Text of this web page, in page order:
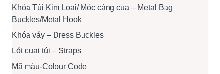
Khóa Túi Kim Loại/ Móc càng cua – Metal Bag
Buckles/Metal Hook
Khóa váy – Dress Buckles
Lót quai túi – Straps
Mã màu-Colour Code